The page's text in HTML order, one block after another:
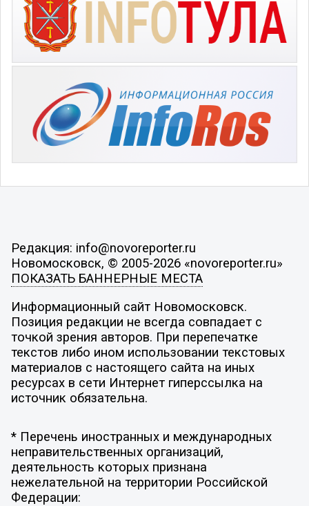
Редакция: info@novoreporter.ru
Новомосковск, © 2005-2026 «novoreporter.ru»
ПОКАЗАТЬ БАННЕРНЫЕ МЕСТА
Информационный сайт Новомосковск.
Позиция редакции не всегда совпадает с
точкой зрения авторов. При перепечатке
текстов либо ином использовании текстовых
материалов с настоящего сайта на иных
ресурсах в сети Интернет гиперссылка на
источник обязательна.
* Перечень иностранных и международных
неправительственных организаций,
деятельность которых признана
нежелательной на территории Российской
Федерации: